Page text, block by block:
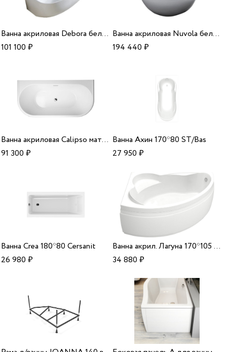
Ванна акриловая Debora белая 171*89*58 Alparini
101 100₽
Ванна акриловая Nuvola белая 160*160*60 Alparini
194 440₽
Ванна акриловая Calipso матовый белый 170*80*53 Alparini
91 300₽
Ванна Ахин 170*80 ST/Bas
27 950₽
Ванна Crea 180*80 Cersanit
26 980₽
Ванна акрил. Лагуна 170*105 R Dias
34 880₽